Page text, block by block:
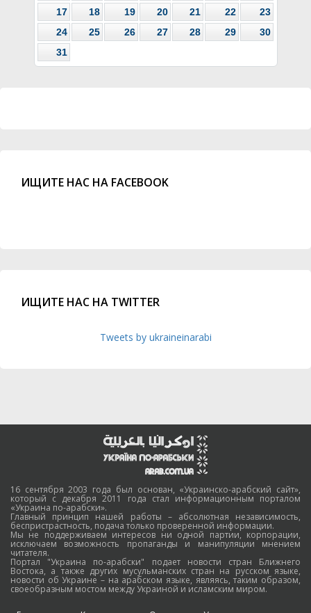
17
18 19 20 21 22
23
24
25 26 27 28 29
30
31
ИЩИТЕ НАС НА FACEBOOK
ИЩИТЕ НАС НА TWITTER
Tweets by ukraineinarabi
16 сентября 2003 года был основан, «Украинско-арабский сайт»,
который с декабря 2011 года стал информационным порталом
«Украина по-арабски».
Главный принцип нашей работы – абсолютная независимость,
беспристрастность, подача только проверенной информации.
Мы не поддерживаем интересов ни одной партии, корпорации,
исключаем возможность пропаганды и манипуляции мнением
читателя.
Портал "Украина по-арабски" подает новости стран Ближнего
Востока, а также других мусульманских стран на русском языке,
новости об Украине – на арабском языке, являясь, таким образом,
своеобразным мостом между Украиной и исламским миром.